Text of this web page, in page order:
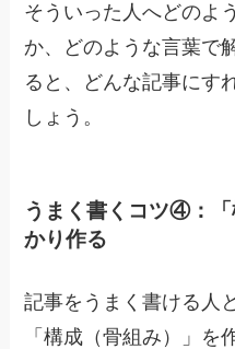
そういった人へどのよ
か、どのような言葉で
ると、どんな記事にす
しょう。
うまく書くコツ④：
かり作る
記事をうまく書ける人
「構成（骨組み）」を